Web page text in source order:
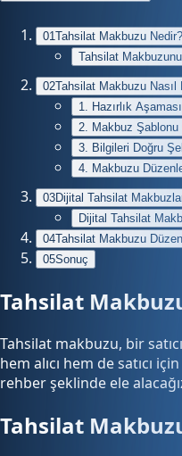
01 Tahsilat Makbuzu Nedir?
Tahsilat
02Tahsilat Makbuzu Nasıl
1. Hazırlık Aşaması
2. Makbuz Şablonu
3. Bilgileri Doğru
4. Makbuzu
03Dijital Tahsilat
Dijital Tahsilat
04Tahsilat Makbuzu
05Sonuç
Tahsilat
Tahsilat makbuzu, bir
hem alıcı hem de satıcı
rehber şeklinde ele
Tahsilat